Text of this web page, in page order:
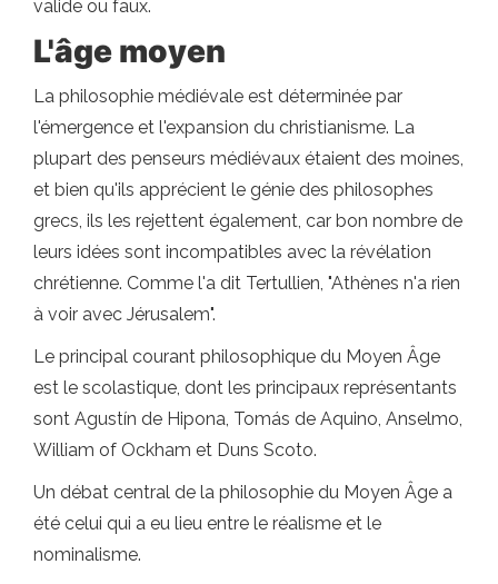
valide ou faux.
L'âge moyen
La philosophie médiévale est déterminée par
l'émergence et l'expansion du christianisme. La
plupart des penseurs médiévaux étaient des moines,
et bien qu'ils apprécient le génie des philosophes
grecs, ils les rejettent également, car bon nombre de
leurs idées sont incompatibles avec la révélation
chrétienne. Comme l'a dit Tertullien, "Athènes n'a rien
à voir avec Jérusalem".
Le principal courant philosophique du Moyen Âge
est le scolastique, dont les principaux représentants
sont Agustín de Hipona, Tomás de Aquino, Anselmo,
William of Ockham et Duns Scoto.
Un débat central de la philosophie du Moyen Âge a
été celui qui a eu lieu entre le réalisme et le
nominalisme.